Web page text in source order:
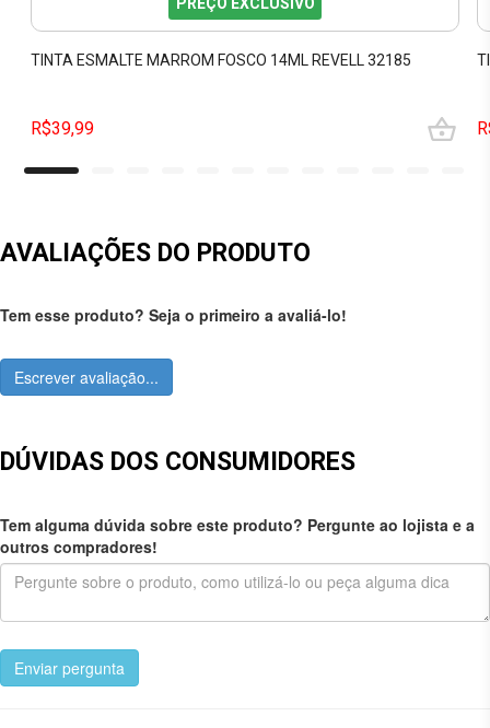
TINTA ESMALTE MARROM FOSCO 14ML REVELL 32185
R$39,99
AVALIAÇÕES DO PRODUTO
Tem esse produto? Seja o primeiro a avaliá-lo!
Escrever avaliação...
DÚVIDAS DOS CONSUMIDORES
Tem alguma dúvida sobre este produto? Pergunte ao lojista e a
outros compradores!
Enviar pergunta